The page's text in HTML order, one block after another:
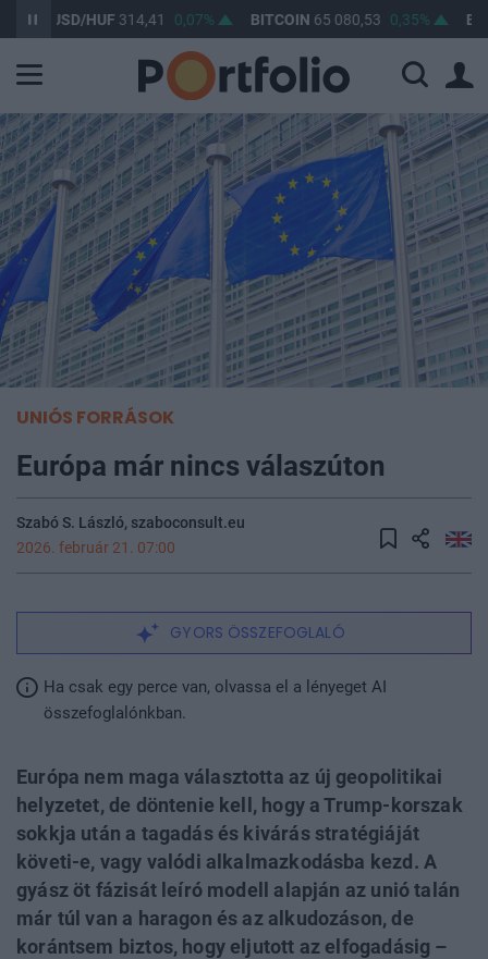
USD/HUF314,41 0,07% BITCOIN 65 080,53 0,35% BUX
UNIÓS FORRÁSOK
Európa már nincs válaszúton
Szabó S. László, szaboconsult.eu
2026. február 21. 07:00
GYORS ÖSSZEFOGLALÓ
Ha csak egy perce van, olvassa el a lényeget AI
összefoglalónkban.
Európa nem maga választotta az új geopolitikai
helyzetet, de döntenie kell, hogy a Trump-korszak
sokkja után a tagadás és kivárás stratégiáját
követi-e, vagy valódi alkalmazkodásba kezd. A
gyász öt fázisát leíró modell alapján az unió talán
már túl van a haragon és az alkudozáson, de
korántsem biztos, hogy eljutott az elfogadásig –